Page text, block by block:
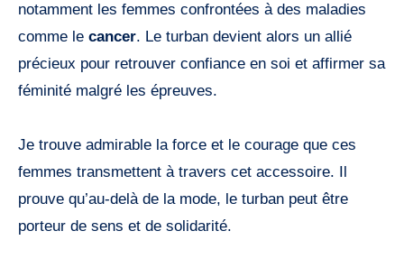
notamment les femmes confrontées à des maladies
comme le cancer. Le turban devient alors un allié
précieux pour retrouver confiance en soi et affirmer sa
féminité malgré les épreuves.
Je trouve admirable la force et le courage que ces
femmes transmettent à travers cet accessoire. Il
prouve qu’au-delà de la mode, le turban peut être
porteur de sens et de solidarité.